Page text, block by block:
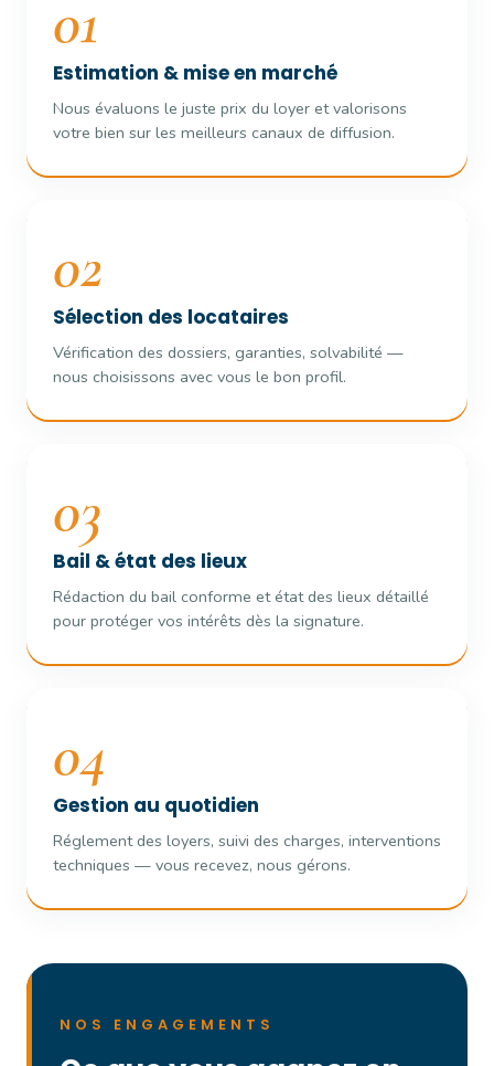
01
Estimation & mise en marché
Nous évaluons le juste prix du loyer et valorisons
votre bien sur les meilleurs canaux de diffusion.
02
Sélection des locataires
Vérification des dossiers, garanties, solvabilité —
nous choisissons avec vous le bon profil.
03
Bail & état des lieux
Rédaction du bail conforme et état des lieux détaillé
pour protéger vos intérêts dès la signature.
04
Gestion au quotidien
Réglement des loyers, suivi des charges, interventions
techniques — vous recevez, nous gérons.
NOS ENGAGEMENTS